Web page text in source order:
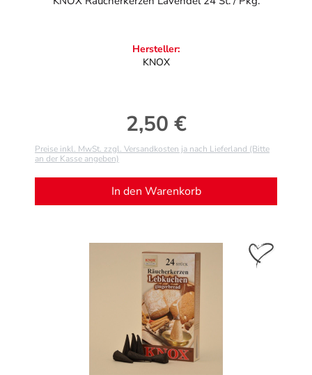
Hersteller:
KNOX
Regulärer Preis:
2,50 €
Preise inkl. MwSt. zzgl. Versandkosten ja nach Lieferland (Bitte
an der Kasse angeben)
In den Warenkorb